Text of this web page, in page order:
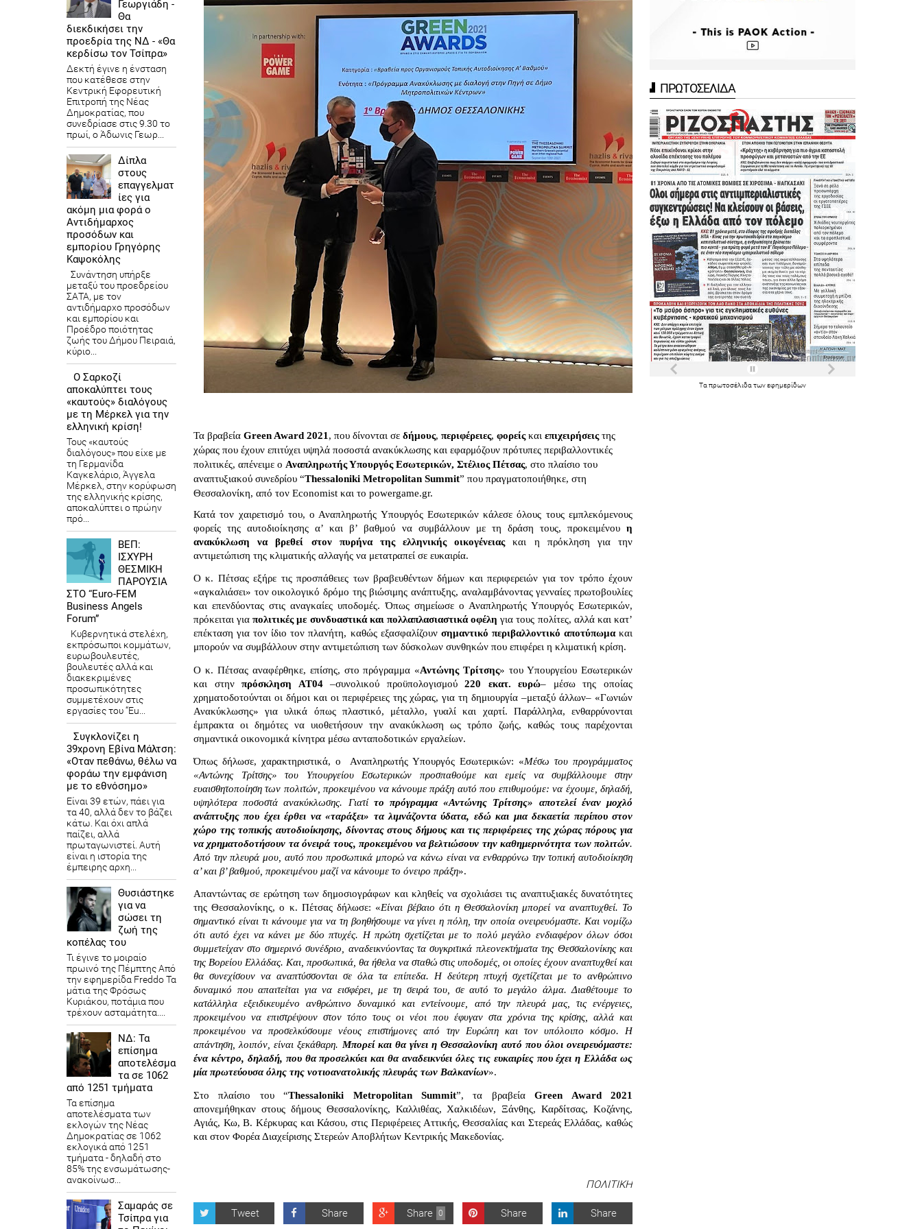
Τα βραβεία Green Award 2021 , που δίνονται σε δήμους, περιφέρειες, φορείς και επιχειρήσεις της
χώρας που έχουν επιτύχει υψηλά ποσοστά ανακύκλωσης και εφαρμόζουν πρότυπες περιβαλλοντικές
πολιτικές, απένειμε ο Αναπληρωτής Υπουργός Εσωτερικών, Στέλιος Πέτσας
αναπτυξιακού συνεδρίου “Thessaloniki Metropolitan Summit” που πραγματοποιήθηκε, στη
Θεσσαλονίκη, από τον Economist και το powergame.gr.
Κατά τον χαιρετισμό του, ο Αναπληρωτής Υπουργός Εσωτερικών κάλεσε όλους τους εμπλεκόμενους
φορείς της αυτοδιοίκησης α’ και β’ βαθμού να συμβάλλουν με τη δράση τους, προκειμένου η
ανακύκλωση να βρεθεί στον πυρήνα της ελληνικής οικογένειας και η πρόκληση για την
αντιμετώπιση της κλιματικής αλλαγής να μετατραπεί σε ευκαιρία.
Ο κ. Πέτσας εξήρε τις προσπάθειες των βραβευθέντων δήμων και περιφερειών για τον τρόπο έχουν
«αγκαλιάσει» τον οικολογικό δρόμο της βιώσιμης ανάπτυξης, αναλαμβάνοντας γενναίες πρωτοβουλίες
και επενδύοντας στις αναγκαίες υποδομές. Όπως σημείωσε ο Αναπληρωτής Υπουργός Εσωτερικών,
πρόκειται για πολιτικές με συνδυαστικά και πολλαπλασιαστικά οφέλη για τους πολίτες, αλλά και κατ’
επέκταση για τον ίδιο τον πλανήτη, καθώς εξασφαλίζουν σημαντικό περιβαλλοντικό αποτύπωμα και
μπορούν να συμβάλλουν στην αντιμετώπιση των δύσκολων συνθηκών που επιφέρει η κλιματική κρίση.
Ο κ. Πέτσας αναφέρθηκε, επίσης, στο πρόγραμμα «Αντώνης Τρίτσης» του Υπουργείου Εσωτερικών
και στην πρόσκληση ΑΤ04 –συνολικού προϋπολογισμού 220 εκατ. ευρώ– μέσω της οποίας
χρηματοδοτούνται οι δήμοι και οι περιφέρειες της χώρας, για τη δημιουργία –μεταξύ άλλων– «Γωνιών
Ανακύκλωσης» για υλικά όπως πλαστικό, μέταλλο, γυαλί και χαρτί. Παράλληλα, ενθαρρύνονται
έμπρακτα οι δημότες να υιοθετήσουν την ανακύκλωση ως τρόπο ζωής, καθώς τους παρέχονται
σημαντικά οικονομικά κίνητρα μέσω ανταποδοτικών εργαλείων.
Όπως δήλωσε, χαρακτηριστικά, ο  Αναπληρωτής Υπουργός Εσωτερικών: «Μέσω του προγράμματος
«Αντώνης Τρίτσης» του Υπουργείου Εσωτερικών προσπαθούμε και εμείς να συμβάλλουμε στην
ευαισθητοποίηση των πολιτών, προκειμένου να κάνουμε πράξη αυτό που επιθυμούμε: να έχουμε, δηλαδή,
υψηλότερα ποσοστά ανακύκλωσης. Γιατί το πρόγραμμα «Αντώνης Τρίτσης» αποτελεί έναν μοχλό
ανάπτυξης που έχει έρθει να «ταράξει» τα λιμνάζοντα ύδατα, εδώ και μια δεκαετία περίπου στον
χώρο της τοπικής αυτοδιοίκησης, δίνοντας στους δήμους και τις περιφέρειες της χώρας πόρους για
να χρηματοδοτήσουν τα όνειρά τους, προκειμένου να βελτιώσουν την καθημερινότητα των πολιτών.
Από την πλευρά μου, αυτό που προσωπικά μπορώ να κάνω είναι να ενθαρρύνω την τοπική αυτοδιοίκηση
α’ και β’ βαθμού, προκειμένου μαζί να κάνουμε το όνειρο πράξη».
Απαντώντας σε ερώτηση των δημοσιογράφων και κληθείς να σχολιάσει τις αναπτυξιακές δυνατότητες
της Θεσσαλονίκης, ο κ. Πέτσας δήλωσε: «Είναι βέβαιο ότι η Θεσσαλονίκη μπορεί να αναπτυχθεί. Το
σημαντικό είναι τι κάνουμε για να τη βοηθήσουμε να γίνει η πόλη, την οποία ονειρευόμαστε. Και νομίζω
ότι αυτό έχει να κάνει με δύο πτυχές. Η πρώτη σχετίζεται με το πολύ μεγάλο ενδιαφέρον όλων όσοι
συμμετείχαν στο σημερινό συνέδριο, αναδεικνύοντας τα συγκριτικά πλεονεκτήματα της Θεσσαλονίκης και
της Βορείου Ελλάδας. Και, προσωπικά, θα ήθελα να σταθώ στις υποδομές, οι οποίες έχουν αναπτυχθεί και
θα συνεχίσουν να αναπτύσσονται σε όλα τα επίπεδα. Η δεύτερη πτυχή σχετίζεται με το ανθρώπινο
δυναμικό που απαιτείται για να εισφέρει, με τη σειρά του, σε αυτό το μεγάλο άλμα. Διαθέτουμε το
κατάλληλα εξειδικευμένο ανθρώπινο δυναμικό και εντείνουμε, από την πλευρά μας, τις ενέργειες,
προκειμένου να επιστρέψουν στον τόπο τους οι νέοι που έφυγαν στα χρόνια της κρίσης, αλλά και
προκειμένου να προσελκύσουμε νέους επιστήμονες από την Ευρώπη και τον υπόλοιπο κόσμο. Η
απάντηση, λοιπόν, είναι ξεκάθαρη. Μπορεί και θα γίνει η Θεσσαλονίκη αυτό που όλοι ονειρευόμαστε:
ένα κέντρο, δηλαδή, που θα προσελκύει και θα αναδεικνύει όλες τις ευκαιρίες που έχει η Ελλάδα ως
μία πρωτεύουσα όλης της νοτιοανατολικής πλευράς των Βαλκανίων».
Στο πλαίσιο του “Thessaloniki Metropolitan Summit”, τα βραβεία Green Award 2021
απονεμήθηκαν στους δήμους Θεσσαλονίκης, Καλλιθέας, Χαλκιδέων, Ξάνθης, Καρδίτσας, Κοζάνης,
Αγιάς, Κω, Β. Κέρκυρας και Κάσου, στις Περιφέρειες Αττικής, Θεσσαλίας και Στερεάς Ελλάδας, καθώς
και στον Φορέα Διαχείρισης Στερεών Αποβλήτων Κεντρικής Μακεδονίας.
ΠΟΛΙΤΙΚΗ
Tweet Share 0
Share Share Share
ΠΡΩΤΟΣΕΛΙΔΑ
Τα πρωτοσέλιδα τωνεφημερίδων
Γεωργιάδη -
Θα
διεκδικήσει την
προεδρία της ΝΔ - «Θα
κερδίσω τον Τσίπρα»
Δεκτή έγινε η ένσταση
που κατέθεσε στην
Κεντρική Εφορευτική
Επιτροπή της Νέας
Δημοκρατίας, που
συνεδρίασε στις 9.30 το
πρωί, ο Άδωνις Γεωρ...
Δίπλα
στους
επαγγελματ
ίες για
ακόμη μια φορά ο
Αντιδήμαρχος
προσόδων και
εμπορίου Γρηγόρης
Καψοκόλης
Συνάντηση υπήρξε
μεταξύ του προεδρείου
ΣΑΤΑ, με τον
αντιδήμαρχο προσόδων
και εμπορίου και
Προέδρο ποιότητας
ζωής του Δήμου Πειραιά,
κύριο...
Ο Σαρκοζί
αποκαλύπτει τους
«καυτούς» διαλόγους
με τη Μέρκελ για την
ελληνική κρίση!
Τους «καυτούς
διαλόγους» που είχε με
τη Γερμανίδα
Καγκελάριο, Άγγελα
Μέρκελ, στην κορύφωση
της ελληνικής κρίσης,
αποκαλύπτει ο πρώην
πρό...
ΒΕΠ:
ΙΣΧΥΡΗ
ΘΕΣΜΙΚΗ
ΠΑΡΟΥΣΙΑ
ΣΤΟ “Euro-FEM
Business Angels
Forum”
Κυβερνητικά στελέχη,
εκπρόσωποι κομμάτων,
ευρωβουλευτές,
βουλευτές αλλά και
διακεκριμένες
προσωπικότητες
συμμετέχουν στις
εργασίες του “Eu...
Συγκλονίζει η
39χρονη Εβίνα Μάλτση:
«Οταν πεθάνω, θέλω να
φοράω την εμφάνιση
με το εθνόσημο»
Είναι 39 ετών, πάει για
τα 40, αλλά δεν το βάζει
κάτω. Και όχι απλά
παίζει, αλλά
πρωταγωνιστεί. Αυτή
είναι η ιστορία της
έμπειρης αρχη...
Θυσιάστηκε
για να
σώσει τη
ζωή της
κοπέλας του
Τι έγινε το μοιραίο
πρωινό της Πέμπτης Από
την εφημερίδα Freddo Τα
μάτια της Φρόσως
Κυριάκου, ποτάμια που
τρέχουν ασταμάτητα....
ΝΔ: Τα
επίσημα
αποτελέσμα
τα σε 1062
από 1251 τμήματα
Τα επίσημα
αποτελέσματα των
εκλογών της Νέας
Δημοκρατίας​ σε 1062
εκλογικά από 1251
τμήματα - δηλαδή στο
85% της ενσωμάτωσης-
ανακοίνωσ...
Σαμαράς σε
Τσίπρα για